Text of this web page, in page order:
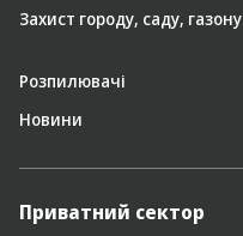
Захист городу, саду, газону
Розпилювачі
Новини
Приватний сектор